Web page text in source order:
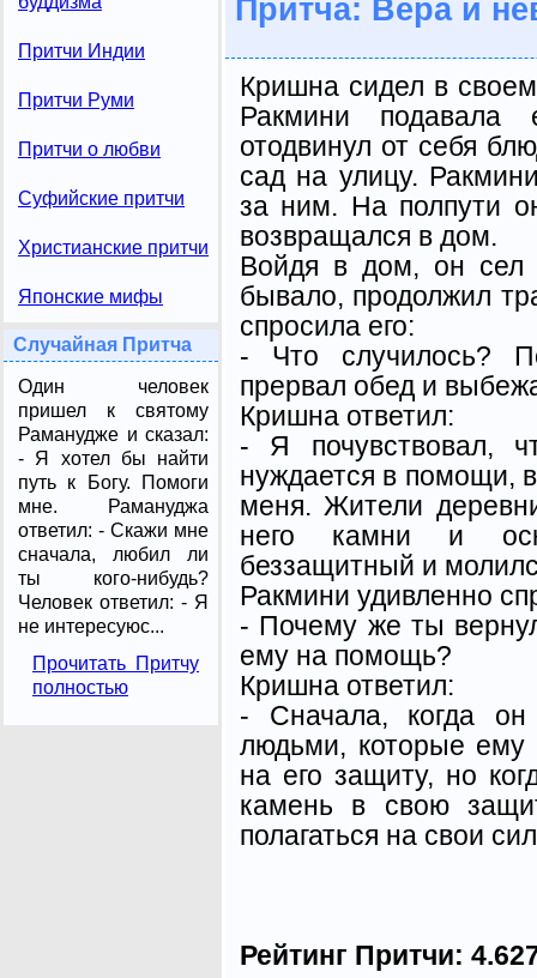
Притчи Индии
Притчи Руми
Притчи о любви
Суфийские притчи
Христианские притчи
Японские мифы
Случайная Притча
Один человек
пришел к святому
Раманудже и сказал:
- Я хотел бы найти
путь к Богу. Помоги
мне. Рамануджа
ответил: - Скажи мне
сначала, любил ли
ты кого-нибудь?
Человек ответил: - Я
не интересуюс...
Прочитать Притчу
полностью
Притча: Вера и
Кришна сидел в
Ракмини
отодвинул от себя
сад на улицу.
за ним. На полпути
возвращался в дом.
Войдя в дом, он
бывало, продолжил
спросила его:
- Что случилось?
прервал обед и
Кришна ответил:
- Я почувствовал,
нуждается в помощи,
меня. Жители
него камни и
беззащитный и
Ракмини удивленно
- Почему же ты
ему на помощь?
Кришна ответил:
- Сначала, когда
людьми, которые ему
на его защиту, но
камень в свою
полагаться на свои
Рейтинг Притчи: